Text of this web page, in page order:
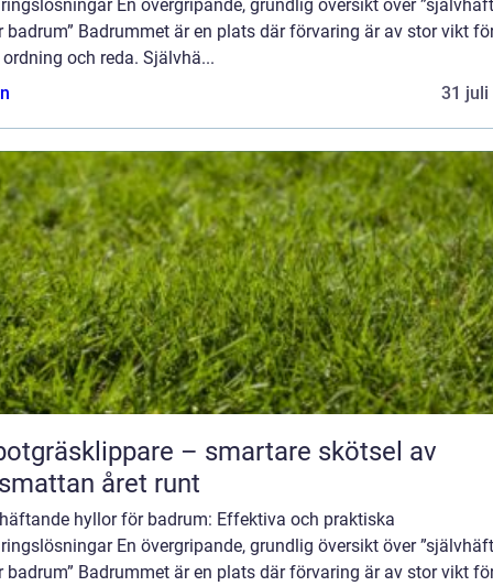
En övergripande, grundlig översikt över
badrum” Badrummet är en plats där förvaring är av stor vikt
och reda. Självhä...
31 juli
– smartare skötsel av
året runt
hyllor för badrum: Effektiva och praktiska
En övergripande, grundlig översikt över
badrum” Badrummet är en plats där förvaring är av stor vikt